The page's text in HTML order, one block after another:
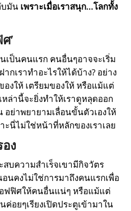
บมัน เพราะเมื่อเราสนุก…โลกทั้ง
’
เป็นคนแรก คนอื่นๆอาจจะเริ่ม
กเราทำอะไรให้ได้บ้าง? อย่าง
องให้ เตรียมของให้ หรือแม้แต่
ล่านี้จะยิ่งทำให้เราดูหลุดออก
ย่าพยายามเลื่อนขั้นตัวเองให้
นี่ไม่ใช่หน้าที่หลักของเราเลย
ง
บความสำเร็จเขามีกิจวัตร
นคงไม่ใช่การมาถึงคนแรกเพื่อ
ฟฟิศให้คนอื่นแน่ๆ หรือแม้แต่
อยๆเรียงเปิดประตูเข้ามาใน